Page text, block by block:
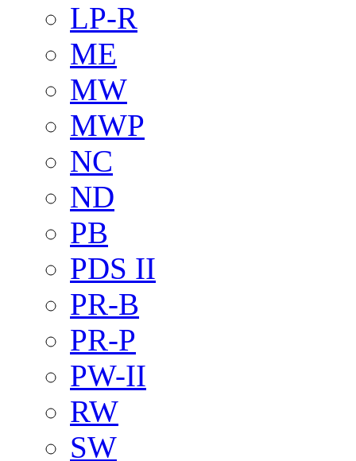
LP-R
ME
MW
MWP
NC
ND
PB
PDS II
PR-B
PR-P
PW-II
RW
SW